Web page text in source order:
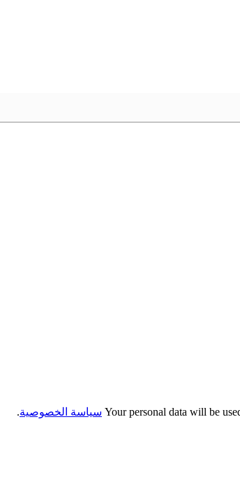
Your personal data will be سياسة الخصوصية.